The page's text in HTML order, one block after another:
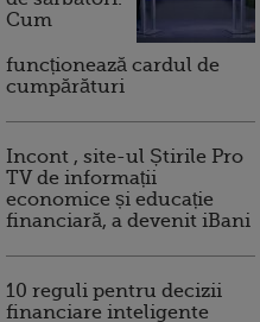
Cum
funcționează cardul de
cumpărături
Incont , site-ul Știrile Pro
TV de informații
economice și educație
financiară, a devenit iBani
10 reguli pentru decizii
financiare inteligente